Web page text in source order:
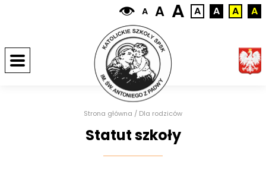
A A A A A A A
Strona główna / Dla rodziców
Statut szkoły